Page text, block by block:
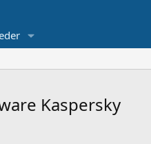
Kaspersky